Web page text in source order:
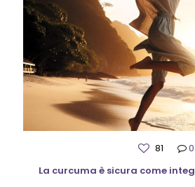
81
0
La curcuma è sicura come